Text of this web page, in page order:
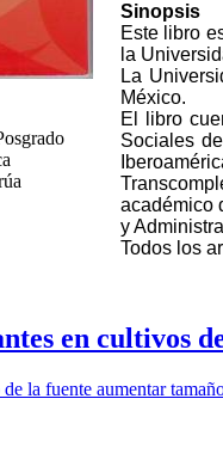
Sinopsis
Este libro
la
La
México.
El libro
Sociales
académico
y
Todos los
en cultivos
la fuente aumentar